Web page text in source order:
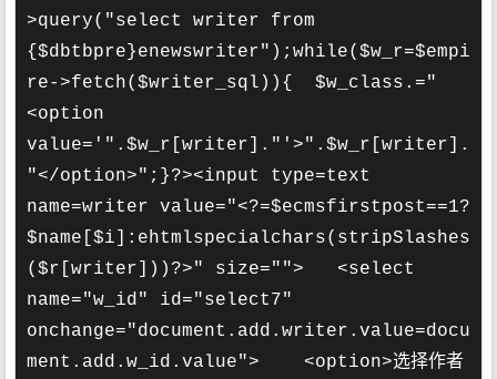
>query("select writer from
{$dbtbpre}enewswriter");while($w_r=$empi
re->fetch($writer_sql)){  $w_class.="
<option
value='".$w_r[writer]."'>".$w_r[writer].
"</option>";}?><input type=text
name=writer value="<?=$ecmsfirstpost==1?
$name[$i]:ehtmlspecialchars(stripSlashes
($r[writer]))?>" size="">   <select
name="w_id" id="select7"
onchange="document.add.writer.value=docu
ment.add.w_id.value">    <option>选择作者